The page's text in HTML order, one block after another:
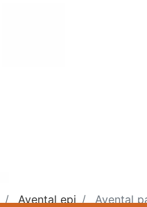
Avental epi Avental